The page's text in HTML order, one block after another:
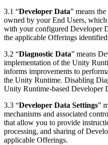
3.1 “Developer Data” means
owned by your End Users,
with your configured Developer
the applicable Offerings
3.2 “Diagnostic Data” means
implementation of the Unity
informs improvements to
the Unity Runtime. Disabling
Unity Runtime-based Developer
3.3 “Developer Data Settings”
mechanisms and associated
that allow you to provide
processing, and sharing of
applicable Offerings.